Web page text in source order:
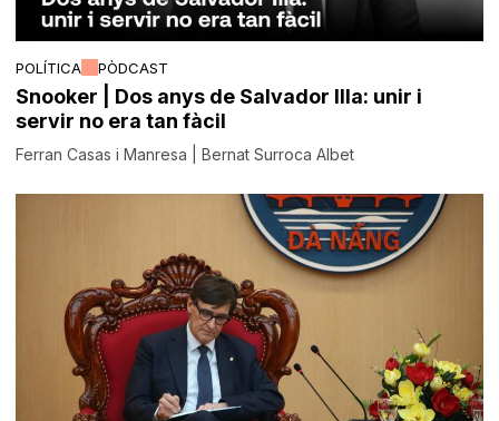
POLÍTICA PÒDCAST
Snooker | Dos anys de Salvador Illa: unir i
servir no era tan fàcil
Ferran Casas i Manresa | Bernat Surroca Albet